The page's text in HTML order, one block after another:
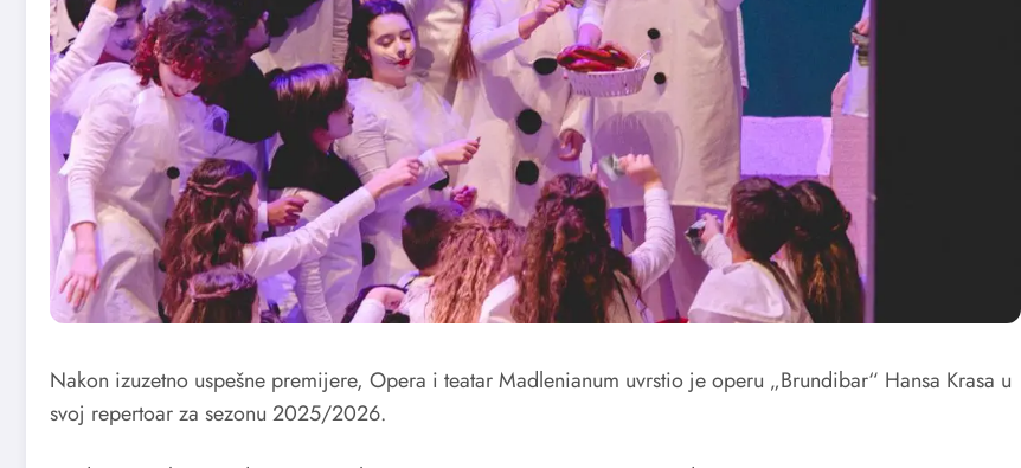
Nakon izuzetno uspešne premijere, Opera i teatar Madlenianum uvrstio je operu „Brundibar“ Hansa Krasa u
svoj repertoar za sezonu 2025/2026.